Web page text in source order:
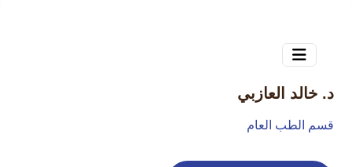
د. خالد العازبي
قسم الطب العام